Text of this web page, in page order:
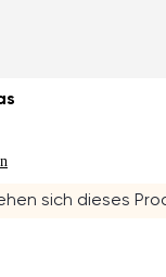
sich dieses